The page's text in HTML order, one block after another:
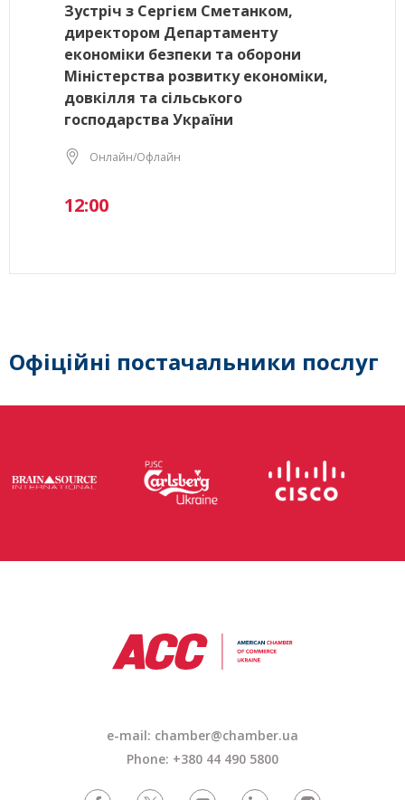
Зустріч з Сергієм Сметанком,
директором Департаменту
економіки безпеки та оборони
Міністерства розвитку економіки,
довкілля та сільського
господарства України
Онлайн/Офлайн
12:00
Офіційні постачальники послуг
e-mail: chamber@chamber.ua
Phone: +380 44 490 5800